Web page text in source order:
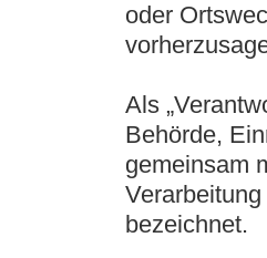
oder
Als
Behörde,
gemeinsam
bezeichnet.